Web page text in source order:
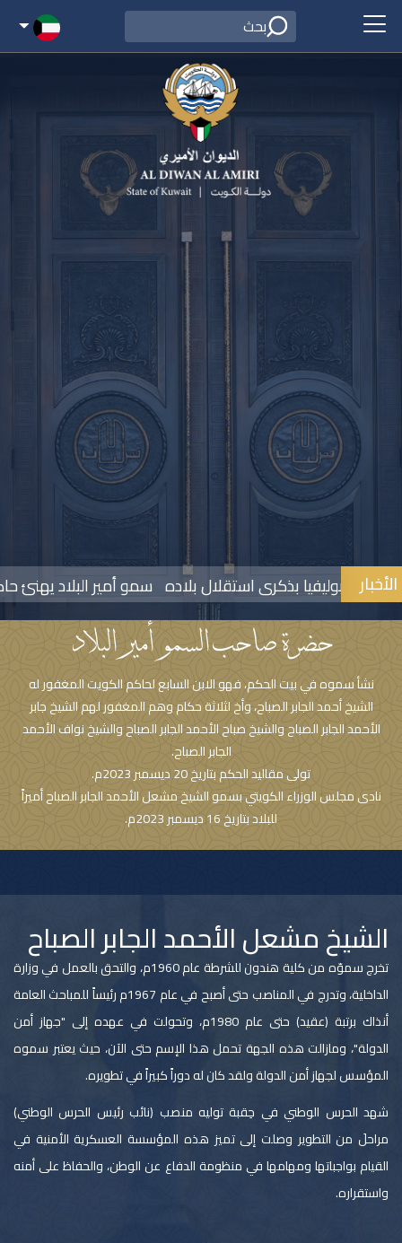
الأخباربوليفيا بذكرى استقلال بلاده سمو أمير البلاد يهنئ حاكم
حضرة صاحب السمو أمير البلاد
نشأ سموه في بيت الحكم، فهو الابن السابع لحاكم الكويت المغفور له
الشيخ أحمد الجابر الصباح، وأخ لثلاثة حكام وهم المغفور لهم الشيخ جابر
الأحمد الجابر الصباح والشيخ صباح الأحمد الجابر الصباح والشيخ نواف الأحمد
الجابر الصباح.
تولى مقاليد الحكم بتاريخ 20 ديسمبر 2023م.
نادى مجلس الوزراء الكويتي بسمو الشيخ مشعل الأحمد الجابر الصباح أميراً
للبلاد بتاريخ 16 ديسمبر 2023م.
الشيخ مشعل الأحمد الجابر الصباح
تخرج سموّه من كلية هندون للشرطة عام 1960م، والتحق بالعمل في وزارة
الداخلية، وتدرج في المناصب حتى أصبح في عام 1967م رئيساً للمباحث العامة
أنذاك برتبة (عقيد) حتى عام 1980م، وتحولت في عهده إلى "جهاز أمن
الدولة"، ومازالت هذه الجهة تحمل هذا الإسم حتى الآن، حيث يعتبر سموه
المؤسس لجهاز أمن الدولة ولقد كان له دوراً كبيراً في تطويره.
شهد الحرس الوطني في حِقبة توليه منصب (نائب رئيس الحرس الوطني)
مراحلَ من التطوير وصلت إلى تميز هذه المؤسسة العسكرية الأمنية في
القيام بواجباتها ومهامها في منظومة الدفاع عن الوطن، والحفاظ على أمنه
واستقراره.